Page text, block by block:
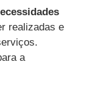
realizadas e
a